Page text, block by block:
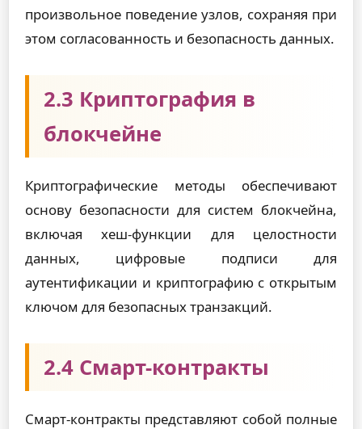
произвольное поведение узлов, сохраняя при
этом согласованность и безопасность данных.
2.3 Криптография в
блокчейне
Криптографические методы обеспечивают
основу безопасности для систем блокчейна,
включая хеш-функции для целостности
данных, цифровые подписи для
аутентификации и криптографию с открытым
ключом для безопасных транзакций.
2.4 Смарт-контракты
Смарт-контракты представляют собой полные